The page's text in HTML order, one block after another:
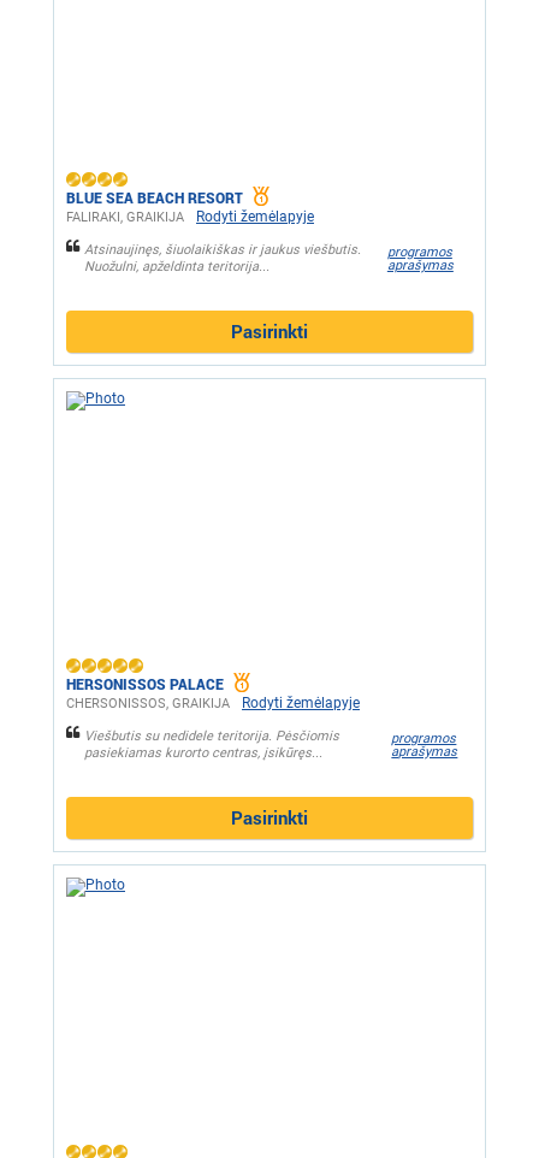
BLUE SEA BEACH RESORT
FALIRAKI, GRAIKIJA Rodyti žemėlapyje
Atsinaujinęs, šiuolaikiškas ir jaukus viešbutis.
Nuožulni, apželdinta teritorija...
programos
aprašymas
Pasirinkti
HERSONISSOS PALACE
CHERSONISSOS, GRAIKIJA Rodyti žemėlapyje
Viešbutis su nedidele teritorija. Pėsčiomis
pasiekiamas kurorto centras, įsikūręs...
programos
aprašymas
Pasirinkti